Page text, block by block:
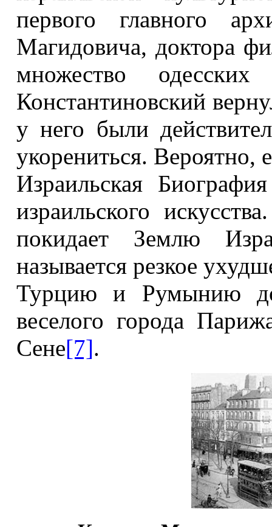
первого главного
Магидовича, доктора
множество
Константиновский
у него были
укорениться. Вероятно,
Израильская
израильского
покидает Землю
называется резкое
Турцию и Румынию
веселого города
Сене[7].